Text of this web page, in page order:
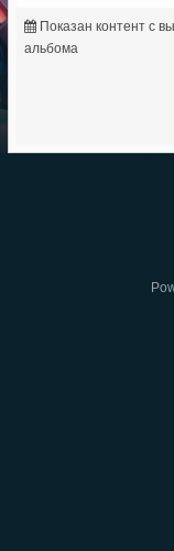
Показан контент с
альбома